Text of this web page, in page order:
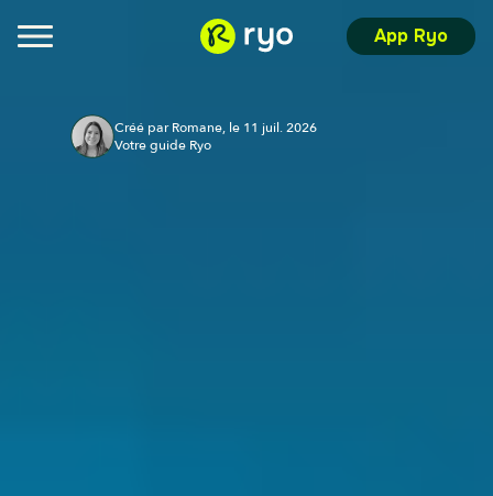
App Ryo
Créé par Romane, le 11 juil. 2026
Votre guide Ryo